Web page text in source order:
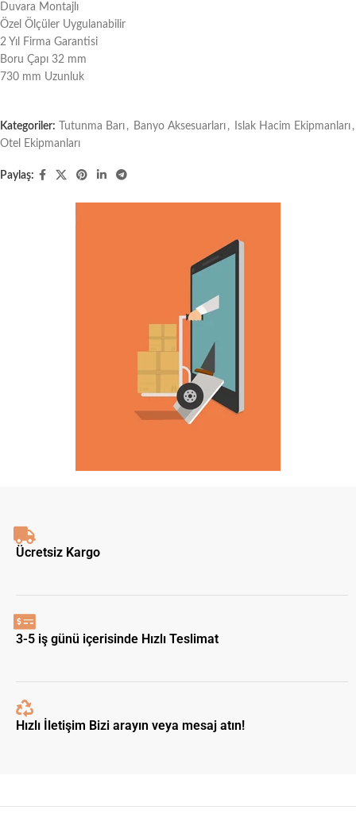
Duvara Montajlı
Özel Ölçüler Uygulanabilir
2 Yıl Firma Garantisi
Boru Çapı 32 mm
730 mm Uzunluk
Kategoriler: Tutunma Barı , Banyo Aksesuarları , Islak Hacim Ekipmanları ,
Otel Ekipmanları
Paylaş:
Ücretsiz Kargo
3-5 iş günü içerisinde Hızlı Teslimat
Hızlı İletişim Bizi arayın veya mesaj atın!